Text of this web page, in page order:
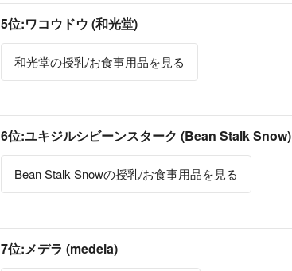
5位:ワコウドウ (和光堂)
和光堂の授乳/お食事用品を見る
6位:ユキジルシビーンスターク (Bean Stalk Snow)
Bean Stalk Snowの授乳/お食事用品を見る
7位:メデラ (medela)